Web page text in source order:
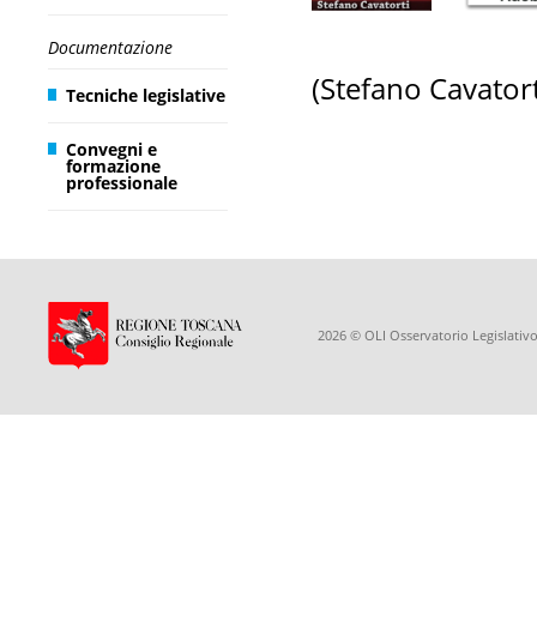
Documentazione
Tecniche legislative
Convegni e
formazione
professionale
(Stefano
2026 © OLI Osservatorio